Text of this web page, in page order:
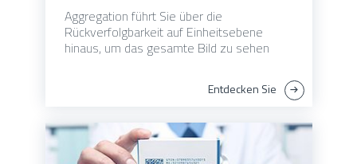
Aggregation führt Sie über die
Rückverfolgbarkeit auf Einheitsebene
hinaus, um das gesamte Bild zu sehen
Entdecken Sie